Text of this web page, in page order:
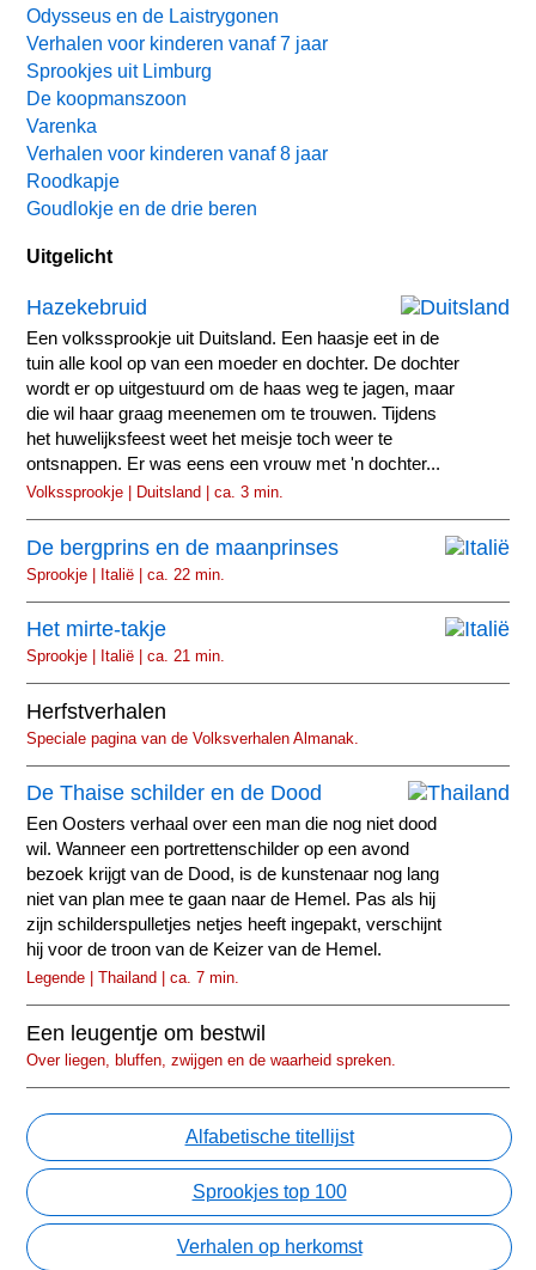
Odysseus en de Laistrygonen
Verhalen voor kinderen vanaf 7 jaar
Sprookjes uit Limburg
De koopmanszoon
Varenka
Verhalen voor kinderen vanaf 8 jaar
Roodkapje
Goudlokje en de drie beren
Uitgelicht
Hazekebruid
Een volkssprookje uit Duitsland. Een haasje eet in de
tuin alle kool op van een moeder en dochter. De dochter
wordt er op uitgestuurd om de haas weg te jagen, maar
die wil haar graag meenemen om te trouwen. Tijdens
het huwelijksfeest weet het meisje toch weer te
ontsnappen. Er was eens een vrouw met 'n dochter...
Volkssprookje | Duitsland | ca. 3 min.
De bergprins en de maanprinses
Sprookje | Italië | ca. 22 min.
Het mirte-takje
Sprookje | Italië | ca. 21 min.
Herfstverhalen
Speciale pagina van de Volksverhalen Almanak.
De Thaise schilder en de Dood
Een Oosters verhaal over een man die nog niet dood
wil. Wanneer een portrettenschilder op een avond
bezoek krijgt van de Dood, is de kunstenaar nog lang
niet van plan mee te gaan naar de Hemel. Pas als hij
zijn schilderspulletjes netjes heeft ingepakt, verschijnt
hij voor de troon van de Keizer van de Hemel.
Legende | Thailand | ca. 7 min.
Een leugentje om bestwil
Over liegen, bluffen, zwijgen en de waarheid spreken.
Alfabetische titellijst
Sprookjes top 100
Verhalen op herkomst